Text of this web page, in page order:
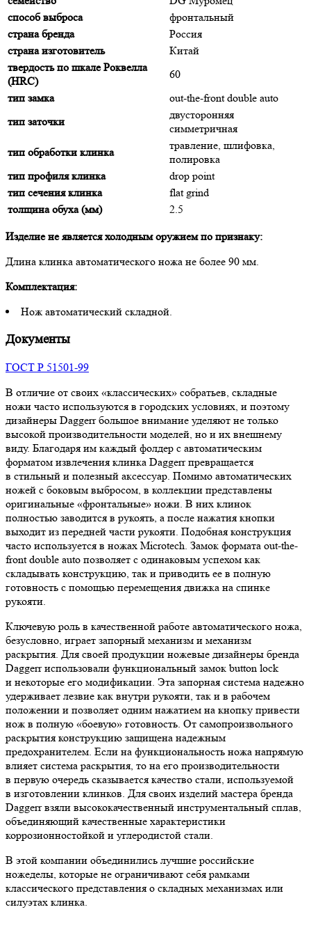
способ выброса
фронтальный
страна бренда
Россия
страна изготовитель
Китай
твердость по шкале Роквелла
(HRC)
60
тип замка
out-the-front double auto
тип заточки
двусторонняя
симметричная
тип обработки клинка
травление, шлифовка,
полировка
тип профиля клинка
drop point
тип сечения клинка
flat grind
толщина обуха (мм)
2.5
Изделие не является холодным оружием по признаку:
Длина клинка автоматического ножа не более 90 мм.
Комплектация:
Нож автоматический складной.
Документы
ГОСТ Р 51501-99
В отличие от своих «классических» собратьев, складные
ножи часто используются в городских условиях, и поэтому
дизайнеры Daggerr большое внимание уделяют не только
высокой производительности моделей, но и их внешнему
виду. Благодаря им каждый фолдер с автоматическим
форматом извлечения клинка Daggerr превращается
в стильный и полезный аксессуар. Помимо автоматических
ножей с боковым выбросом, в коллекции представлены
оригинальные «фронтальные» ножи. В них клинок
полностью заводится в рукоять, а после нажатия кнопки
выходит из передней части рукояти. Подобная конструкция
часто используется в ножах Microtech. Замок формата out-the-
front double auto позволяет с одинаковым успехом как
складывать конструкцию, так и приводить ее в полную
готовность с помощью перемещения движка на спинке
рукояти.
Ключевую роль в качественной работе автоматического ножа,
безусловно, играет запорный механизм и механизм
раскрытия. Для своей продукции ножевые дизайнеры бренда
Daggerr использовали функциональный замок button lock
и некоторые его модификации. Эта запорная система надежно
удерживает лезвие как внутри рукояти, так и в рабочем
положении и позволяет одним нажатием на кнопку привести
нож в полную «боевую» готовность. От самопроизвольного
раскрытия конструкцию защищена надежным
предохранителем. Если на функциональность ножа напрямую
влияет система раскрытия, то на его производительности
в первую очередь сказывается качество стали, используемой
в изготовлении клинков. Для своих изделий мастера бренда
Daggerr взяли высококачественный инструментальный сплав,
объединяющий качественные характеристики
коррозионностойкой и углеродистой стали.
В этой компании объединились лучшие российские
ножеделы, которые не ограничивают себя рамками
классического представления о складных механизмах или
силуэтах клинка.